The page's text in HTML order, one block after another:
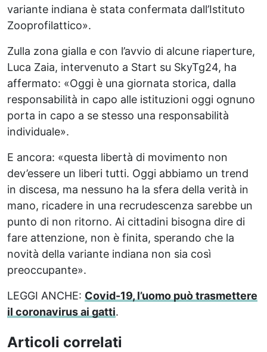
variante indiana è stata confermata dall’Istituto
Zooprofilattico».
Zulla zona gialla e con l’avvio di alcune riaperture,
Luca Zaia, intervenuto a Start su SkyTg24, ha
affermato: «Oggi è una giornata storica, dalla
responsabilità in capo alle istituzioni oggi ognuno
porta in capo a se stesso una responsabilità
individuale».
E ancora: «questa libertà di movimento non
dev’essere un liberi tutti. Oggi abbiamo un trend
in discesa, ma nessuno ha la sfera della verità in
mano, ricadere in una recrudescenza sarebbe un
punto di non ritorno. Ai cittadini bisogna dire di
fare attenzione, non è finita, sperando che la
novità della variante indiana non sia così
preoccupante».
LEGGI ANCHE: Covid-19, l’uomo può trasmettere
il coronavirus ai gatti.
Articoli correlati